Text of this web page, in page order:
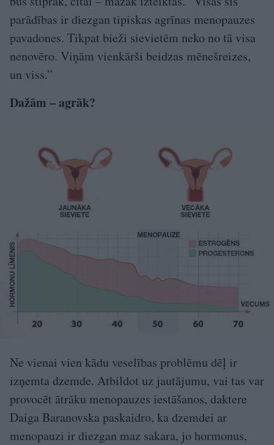
parādības ir diezgan tipiskas agrīnas menopauzes
pavadones. Tikpat bieži sievietēm neko no tā visa
nenovēro. Viņām vienkārši beidzas mēnešreizes,
un viss.”
Dažām – agrāk?
Ne vienai vien kādu veselības problēmu dēļ ir
izņemta dzemde. Atbildot uz jautājumu, vai tas var
provocēt ātrāku menopauzes iestāšanos, daktere
Daiga Baranovska paskaidro, ka dzemdei ar
menopauzi ir diezgan maz sakara, jo hormonus,